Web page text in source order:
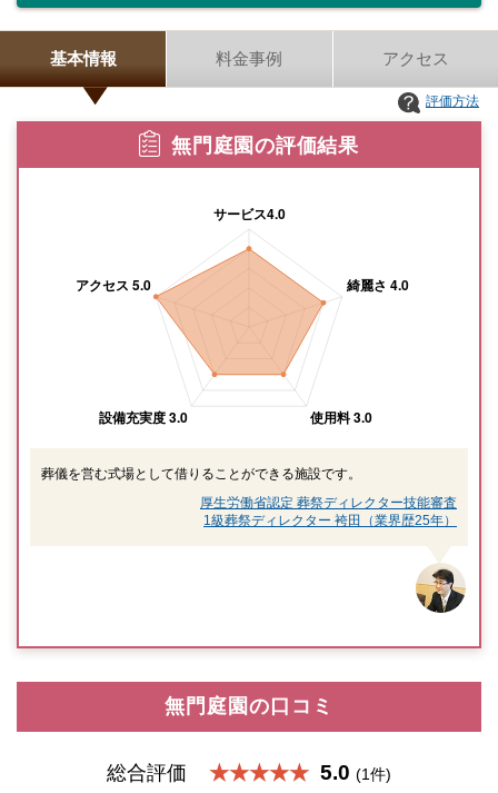
基本情報 料金事例 アクセス
無門庭園の評価結果
評価方法
葬儀を営む式場として借りることができる施設です。
厚生労働省認定 葬祭ディレクター技能審査
1級葬祭ディレクター 袴田（業界歴25年）
無門庭園の口コミ
総合評価 ★★★★★ 5.0 (1件)